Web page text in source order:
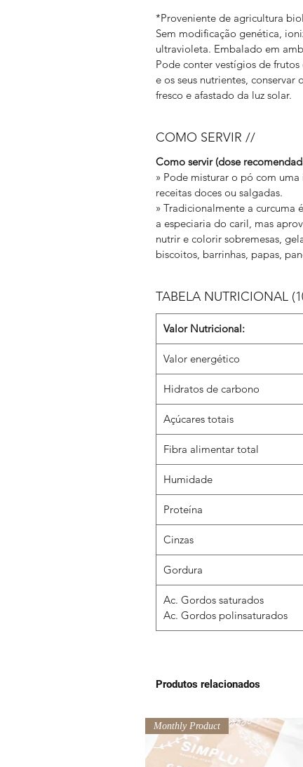
*Proveniente de agricultura
Sem modificação genética,
ultravioleta. Embalado em
Pode conter vestígios de
e os seus nutrientes, conservar
fresco e afastado da luz solar.
COMO SERVIR //
Como servir (dose
» Pode misturar o pó com
receitas doces ou salgadas.
» Tradicionalmente a curcuma
a especiaria do caril, mas
nutrir e colorir sobremesas,
biscoitos, barrinhas, papas,
TABELA NUTRICIONAL
Valor Nutricional:
Valor energético
Hidratos de carbono
Açúcares totais
Fibra alimentar total
Humidade
Proteína
Cinzas
Gordura
Ac. Gordos saturados
Ac. Gordos polinsaturados
Produtos relacionados
Monthly Product